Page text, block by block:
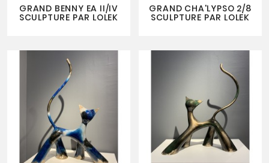
GRAND BENNY EA II/IV
SCULPTURE PAR LOLEK
GRAND CHA'LYPSO 2/8
SCULPTURE PAR LOLEK